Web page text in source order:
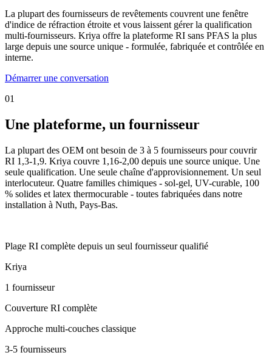
La plupart des fournisseurs de revêtements couvrent une fenêtre
d'indice de réfraction étroite et vous laissent gérer la qualification
multi-fournisseurs. Kriya offre la plateforme RI sans PFAS la plus
large depuis une source unique - formulée, fabriquée et contrôlée en
interne.
Démarrer une conversation
01
Une plateforme, un fournisseur
La plupart des OEM ont besoin de 3 à 5 fournisseurs pour couvrir
RI 1,3-1,9. Kriya couvre 1,16-2,00 depuis une source unique. Une
seule qualification. Une seule chaîne d'approvisionnement. Un seul
interlocuteur. Quatre familles chimiques - sol-gel, UV-curable, 100
% solides et latex thermocurable - toutes fabriquées dans notre
installation à Nuth, Pays-Bas.
Plage RI complète depuis un seul fournisseur qualifié
Kriya
1 fournisseur
Couverture RI complète
Approche multi-couches classique
3-5 fournisseurs